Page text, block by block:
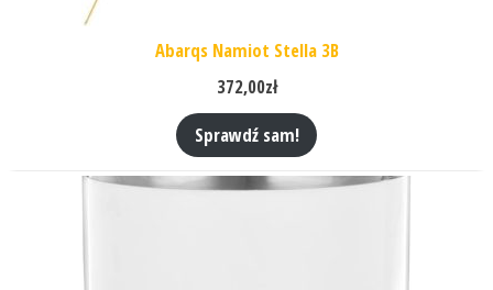
Abarqs Namiot Stella 3B
372,00zł
Sprawdź sam!